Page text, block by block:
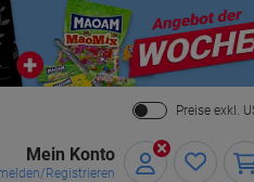
Preise exkl.
Mein Konto
Registrieren